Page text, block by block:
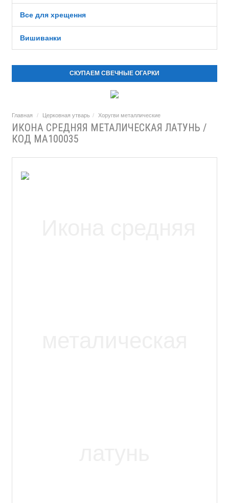
Все для хрещення
Вишиванки
СКУПАЕМ СВЕЧНЫЕ ОГАРКИ
Главная Церковная утварь Хоругви металлические
ИКОНА СРЕДНЯЯ МЕТАЛИЧЕСКАЯ ЛАТУНЬ /
КОД МА100035